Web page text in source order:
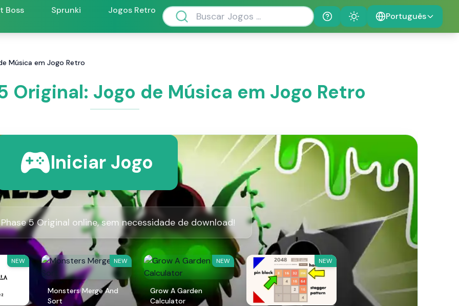
Boss Sprunki
Jogos Retro
Help
Theme Português
Música em Jogo Retro
Original: Jogo de Música em Jogo Retro
Iniciar Jogo
5 Original online, sem necessidade de download!
NEW NEW
Monsters Merge And
Sort
NEW
Grow A Garden
Calculator
NEW